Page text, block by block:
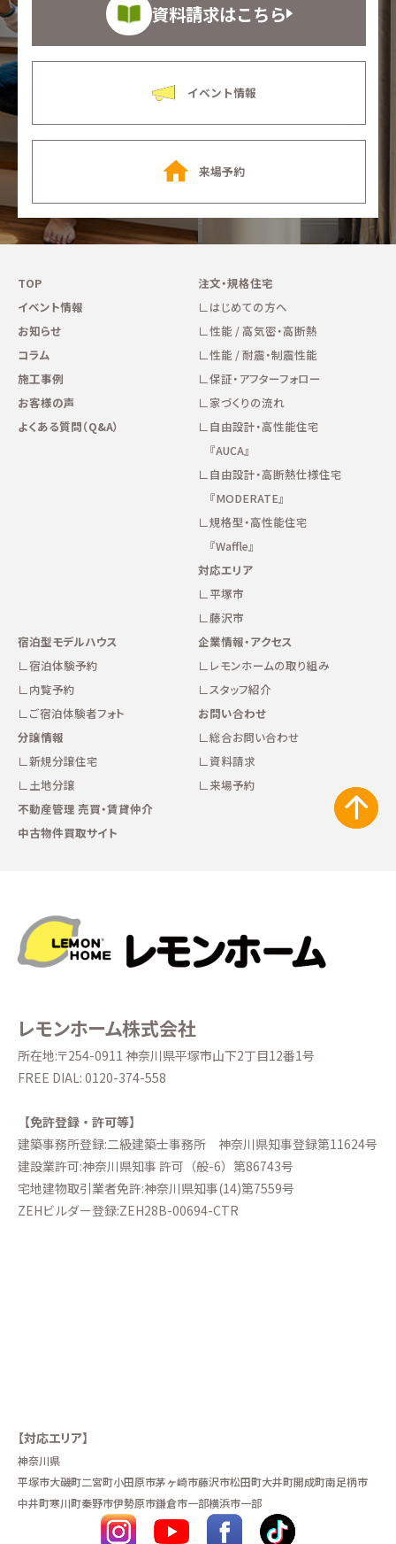
資料請求はこちら
イベント情報
来場予約
TOP
イベント情報
お知らせ
コラム
施工事例
お客様の声
よくある質問（Q&A）
注文・規格住宅
はじめての方へ
性能 / 高気密・高断熱
性能 / 耐震・制震性能
保証・アフターフォロー
家づくりの流れ
自由設計・高性能住宅
『AUCA』
自由設計・高断熱仕様住宅
『MODERATE』
規格型・高性能住宅
『Waffle』
対応エリア
平塚市
藤沢市
宿泊型モデルハウス
宿泊体験予約
内覧予約
ご宿泊体験者フォト
分譲情報
新規分譲住宅
土地分譲
不動産管理 売買・賃貸仲介
中古物件買取サイト
企業情報・アクセス
レモンホームの取り組み
スタッフ紹介
お問い合わせ
総合お問い合わせ
資料請求
来場予約
レモンホーム株式会社
所在地:〒254-0911 神奈川県平塚市山下2丁目12番1号
FREE DIAL: 0120-374-558
【免許登録・許可等】
建築事務所登録:二級建築士事務所 神奈川県知事登録第11624号
建設業許可:神奈川県知事 許可（般-6）第86743号
宅地建物取引業者免許:神奈川県知事(14)第7559号
ZEHビルダー登録:ZEH28B-00694-CTR
【対応エリア】
神奈川県
平塚市大磯町二宮町小田原市茅ヶ崎市藤沢市松田町大井町開成町南足柄市
中井町寒川町秦野市伊勢原市鎌倉市一部横浜市一部